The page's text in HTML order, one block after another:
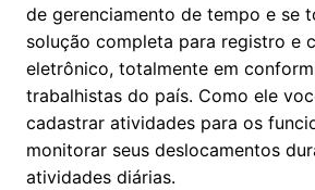
de gerenciamento de tempo e se
solução completa para registro e
eletrônico, totalmente em
trabalhistas do país. Como ele
cadastrar atividades para os
monitorar seus deslocamentos
atividades diárias.